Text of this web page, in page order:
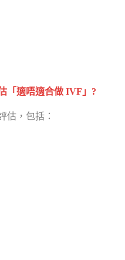
「適唔適合做 IVF」?
估，包括：